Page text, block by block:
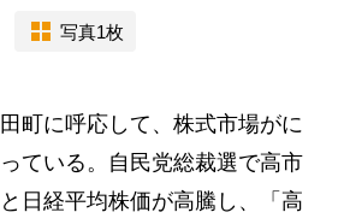
写真1枚
町に呼応して、株式市場がに
ている。自民党総裁選で高市
日経平均株価が高騰し、「高